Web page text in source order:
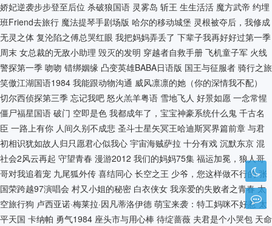
娇妃逆袭步步登至后位 杀破狼国语 灵雾岛 斩王 生生活活 魔方武帝 约埋
班Friend去旅行 魔法提琴手剧场版 哈尔的移动城堡 灵根被夺后，我修成
无灵之体 复沦陷之傅总哭红眼 我把妈妈弄丢了 下辈子我再好好过第一季
周末 女总裁的无敌小助理 毁灭的发明 穿越者自救手册 飞机童子军 火线
警探第一季 吻吻 错绑姻缘 凸变英雄BABA日语版 国王与征服者 骑行之旅
笑傲江湖国语1984 我能跟动物沟通 威风凛凛的她（你的深情我不配）
切尔西侦探第三季 忘记我吧 怒火羔羊粤语 雪地飞人 好景如愿 一念常惺
僵尸福星国语 破门 空即是色 我都成年了，宝宝神豪系统什么鬼 千古名
臣 一路上有你 人间久别不成悲 圣斗士星矢冥王哈迪斯冥界篇前章 与君
初相识犹如故人归只愿君心似我心 宇宙海贼萨拉 十分有戏 沉默东京 混
社会2风云再起 守望青春 漫游2012 我们的妈妈75集 福运加冕，狼人哥
哥对我追着宠 九尾狐外传 喜结同心 长空之王 少爷，您这样做不行的 张
国荣跨越97演唱会 村又小姐的秘密 白衣侠女 我亲爱的失败者之青春 太
空旅行狗 卢西亚诺·梅莱拉·因凡蒂洛伊德 萌宝来袭：特工妈咪不好惹 太
平天国 卡纳帕 勇气1984 座头市与用心棒 待绽蔷薇 夫君是个小哭包 天命